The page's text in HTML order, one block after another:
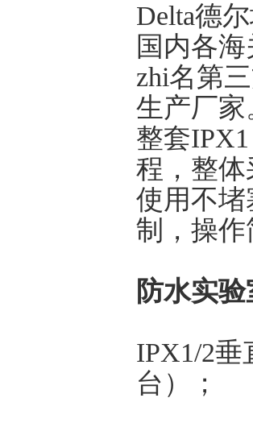
Delta德
国内各
zhi名第
生产厂
整套
程，整体
使用不
制，操作
防水实
IPX1/2
台）；